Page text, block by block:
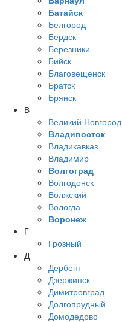
Батайск
Белгород
Бердск
Березники
Бийск
Благовещенск
Братск
Брянск
В
Великий Новгород
Владивосток
Владикавказ
Владимир
Волгоград
Волгодонск
Волжский
Вологда
Воронеж
Г
Грозный
Д
Дербент
Дзержинск
Димитровград
Долгопрудный
Домодедово